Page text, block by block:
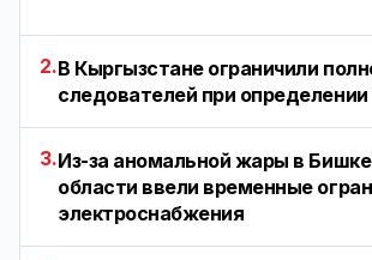
2.В Кыргызстане ограничили
следователей при
3.Из-за аномальной жары в
области ввели временные
электроснабжения